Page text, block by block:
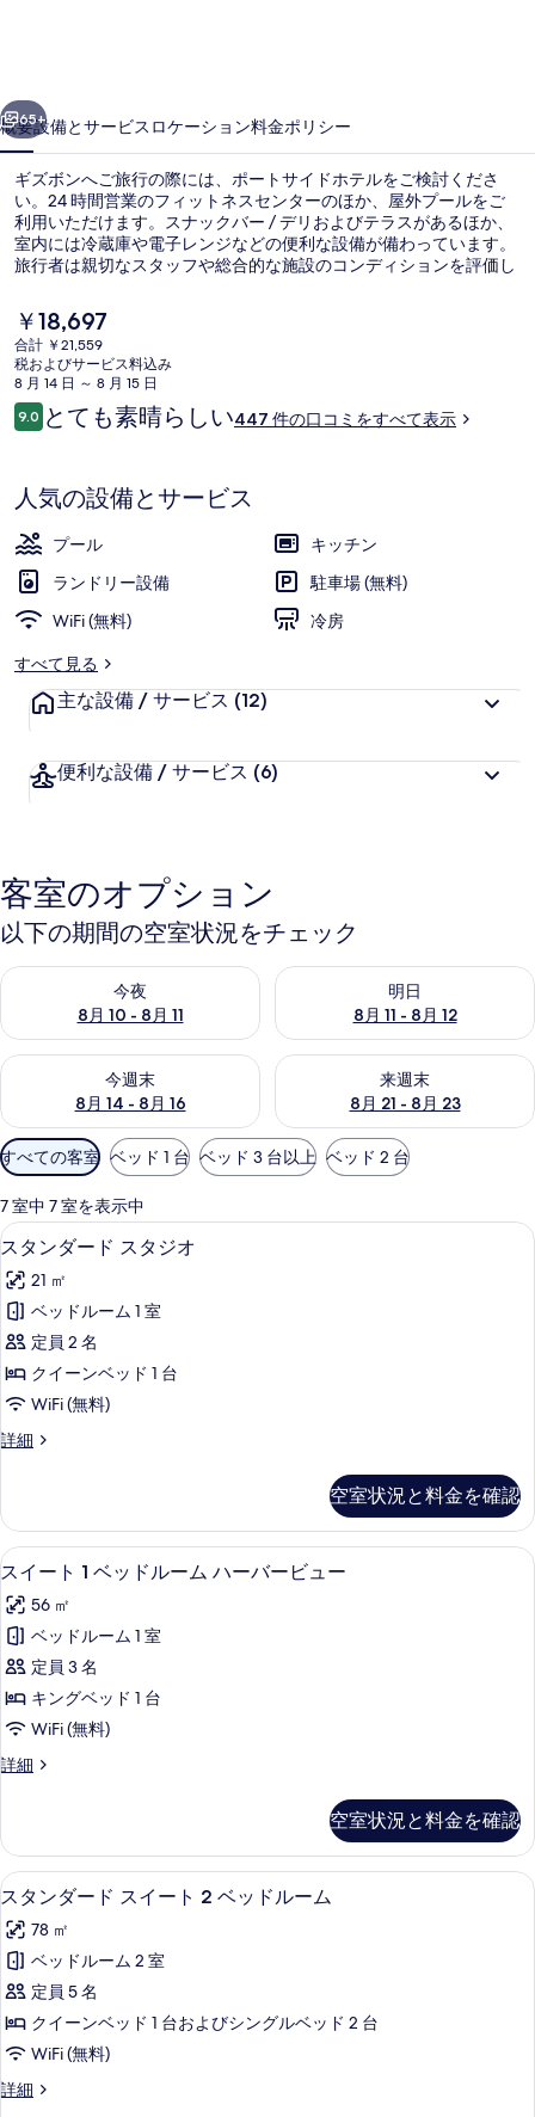
テ
ル
の
写
真
ギ
ャ
ラ
リ
65+
概要設備とサービス ロケーション料金ポリシー
ギズボンへご旅行の際には、ポートサイドホテルをご検討くださ
い。24 時間営業のフィットネスセンターのほか、屋外プールをご
利用いただけます。スナックバー / デリおよびテラスがあるほか、
室内には冷蔵庫や電子レンジなどの便利な設備が備わっています。
旅行者は親切なスタッフや総合的な施設のコンディションを評価し
現
在
の
料
金
は
す
￥18,697
合計 ￥21,559
税およびサービス料込み
8 月 14 日 ～ 8 月 15 日
口
コ
9.010段階中9.0
とても素晴らしい447 件の口コミをすべて表示
人気の設備とサービス
プール
キッチン
ランドリー設備
駐車場 (無料)
WiFi (無料)
冷房
すべて見る
主な設備 / サービス (12)
便利な設備 / サービス (6)
客室のオプション
以下の期間の空室状況をチェック
今夜
8月 10 - 8月 11
今夜 8月 10 - 8月 11 の空室状況をチェック
明日
8月 11 - 8月 12
明日 8月 11 - 8月 12 の空室状
今週末
8月 14 - 8月 16
今週末 8月 14 - 8月 16 の空室状況をチェック
来週末
8月 21 - 8月 23
来週末 8月 21 - 8月 23 の空室
利
用
可
能
な
客
室
の
り
込
み
すべての客室 ベッド 1 台 ベッド 3 台以上 ベッド 2 台
7 室中 7 室を表示中
ス
タ
ン
ダ
ー
ド
タ
オ
の
す
べ
て
の
写
真
を
す
る
スタンダード スタジオ | デスク、ア
3
スタンダード スタジオ
21 ㎡
ベッドルーム 1 室
定員 2 名
クイーンベッド 1 台
WiFi (無料)
詳細
ス
ー
ド
ス
ジ
オ
の
詳
細
空室状況と料金を確認
ス
イ
ー
ト
1
ベ
ッ
ド
ー
ム
ハ
ー
バ
ー
ビ
ュ
ー
スイート 1 ベッドルーム ハーバービ
6
スイート 1 ベッドルーム ハーバービュー
56 ㎡
ベッドルーム 1 室
定員 3 名
キングベッド 1 台
WiFi (無料)
詳細
ス
1
ベ
ッ
ル
ー
ム
ハ
ー
バ
ー
ビ
空室状況と料金を確認
ス
タ
ン
ダ
ー
ド
イ
8
スタンダード スイート 2 ベッドルーム
78 ㎡
ベッドルーム 2 室
定員 5 名
クイーンベッド 1 台およびシングルベッド 2 台
WiFi (無料)
詳細
ス